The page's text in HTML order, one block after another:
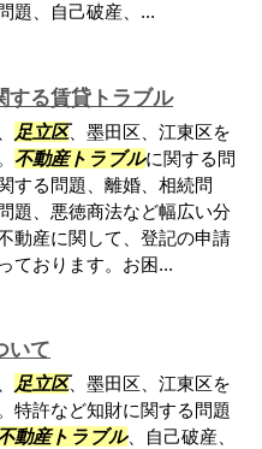
題、自己破産、...
する賃貸トラブル
足立区、墨田区、江東区を
不動産トラブルに関する問
する問題、離婚、相続問
題、悪徳商法など幅広い分
動産に関して、登記の申請
ております。お困...
いて
足立区、墨田区、江東区を
特許など知財に関する問題
動産トラブル、自己破産、